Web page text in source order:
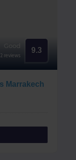
reviews
9.3
Marrakech